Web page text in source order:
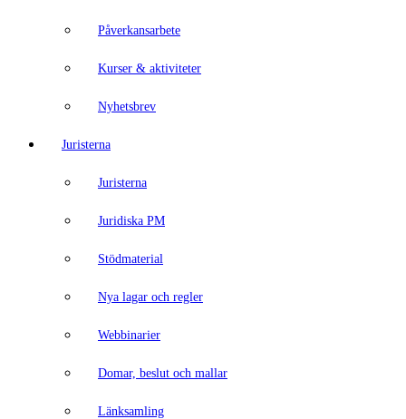
Påverkansarbete
Kurser & aktiviteter
Nyhetsbrev
Juristerna
Juristerna
Juridiska PM
Stödmaterial
Nya lagar och regler
Webbinarier
Domar, beslut och mallar
Länksamling